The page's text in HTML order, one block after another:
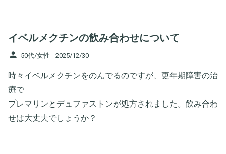
イベルメクチンの飲み合わせについて
person 50代/女性 - 2025/12/30
時々イベルメクチンをのんでるのですが、更年期障害の治
療で
プレマリンとデュファストンが処方されました。飲み合わ
せは大丈夫でしょうか？